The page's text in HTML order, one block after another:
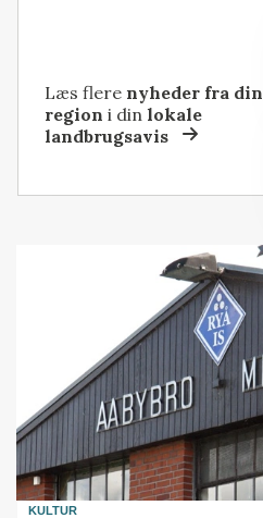
Læs flere nyheder fra din
region i dinlokale
landbrugsavis
KULTUR